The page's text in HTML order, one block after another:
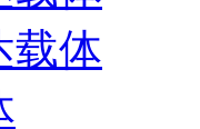
载体